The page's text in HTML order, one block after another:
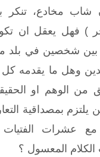
شاب مخادع، تنكر
) فهل يعقل ان
بين شخصين في بلد
وهل ما يقدمه
من الوهم او
بمصداقية
مع عشرات الفتيات
المعسول ؟